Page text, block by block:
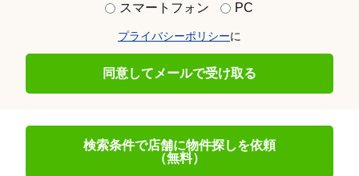
スマートフォン PC
プライバシーポリシーに
同意してメールで受け取る
検索条件で店舗に物件探しを依頼
（無料）